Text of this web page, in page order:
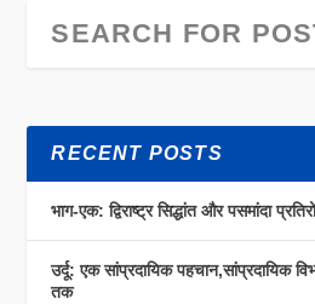
RECENT POSTS
भाग-एक: द्विराष्ट्र सिद्धांत और पसमांदा
उर्दू: एक सांप्रदायिक पहचान,सांप्रदायिक
तक